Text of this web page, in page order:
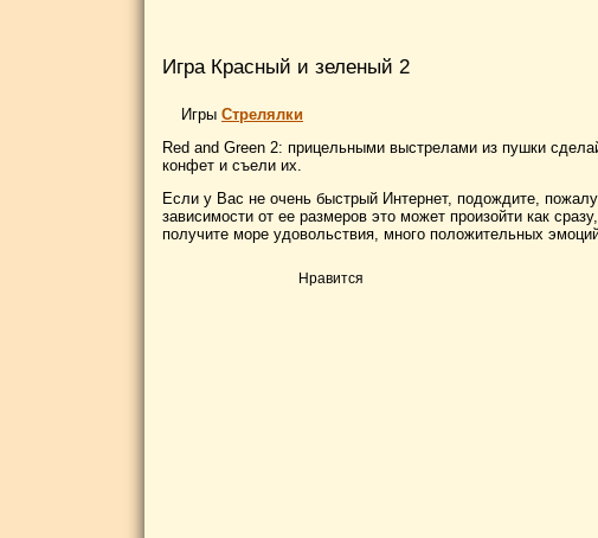
Игра Красный и зеленый 2
Игры Стрелялки
Red and Green 2: прицельными выстрелами из пушки
конфет и съели их.
Если у Вас не очень быстрый Интернет, подождите,
зависимости от ее размеров это может произойти как
получите море удовольствия, много положительных
Нравится